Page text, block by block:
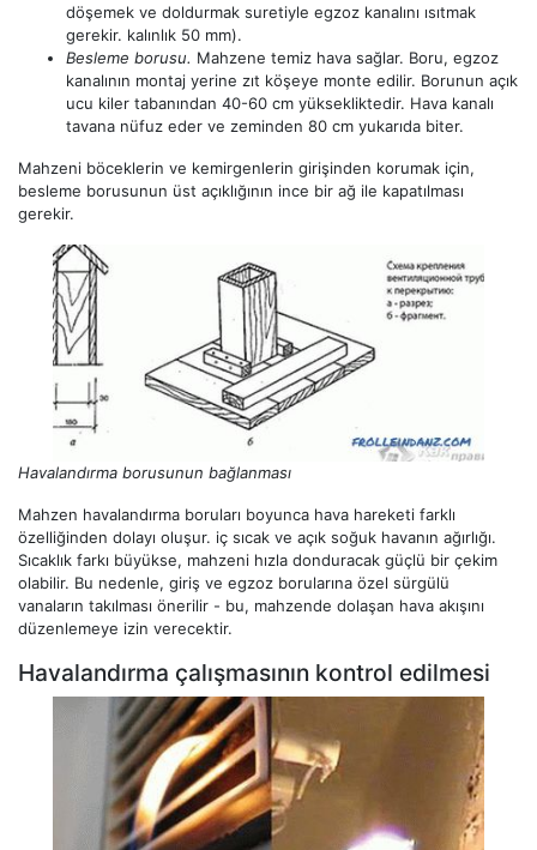
döşemek ve doldurmak suretiyle egzoz kanalını ısıtmak
gerekir. kalınlık 50 mm).
Besleme borusu. Mahzene temiz hava sağlar. Boru, egzoz
kanalının montaj yerine zıt köşeye monte edilir. Borunun açık
ucu kiler tabanından 40-60 cm yüksekliktedir. Hava kanalı
tavana nüfuz eder ve zeminden 80 cm yukarıda biter.
Mahzeni böceklerin ve kemirgenlerin girişinden korumak için,
besleme borusunun üst açıklığının ince bir ağ ile kapatılması
gerekir.
Havalandırma borusunun bağlanması
Mahzen havalandırma boruları boyunca hava hareketi farklı
özelliğinden dolayı oluşur. iç sıcak ve açık soğuk havanın ağırlığı.
Sıcaklık farkı büyükse, mahzeni hızla donduracak güçlü bir çekim
olabilir. Bu nedenle, giriş ve egzoz borularına özel sürgülü
vanaların takılması önerilir - bu, mahzende dolaşan hava akışını
düzenlemeye izin verecektir.
Havalandırma çalışmasının kontrol edilmesi